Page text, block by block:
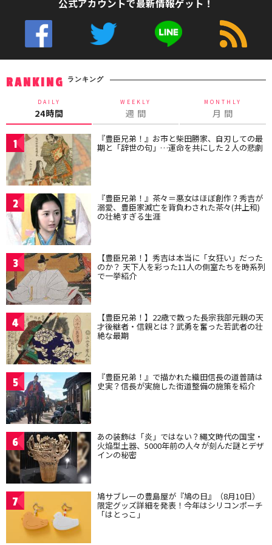
公式アカウントで最新情報ゲット！
RANKING ランキング
DAILY
24時間
WEEKLY
週 間
MONTHLY
月 間
1 『豊臣兄弟！』お市と柴田勝家、自刃しての最
期と「辞世の句」…運命を共にした２人の悲劇
2 『豊臣兄弟！』茶々＝悪女はほぼ創作？秀吉が
溺愛、豊臣家滅亡を背負わされた茶々(井上和)
の壮絶すぎる生涯
3 【豊臣兄弟！】秀吉は本当に「女狂い」だった
のか？ 天下人を彩った11人の側室たちを時系列
で一挙紹介
4 【豊臣兄弟！】22歳で散った長宗我部元親の天
才後継者・信親とは？武勇を奮った若武者の壮
絶な最期
5 『豊臣兄弟！』で描かれた織田信長の道普請は
史実？信長が実施した街道整備の施策を紹介
6 あの装飾は「炎」ではない？縄文時代の国宝・
火焔型土器、5000年前の人々が刻んだ謎とデザ
インの秘密
7 鳩サブレーの豊島屋が『鳩の日』（8月10日）
限定グッズ詳細を発表！今年はシリコンポーチ
「はとっこ」